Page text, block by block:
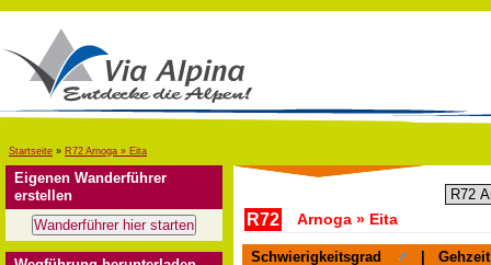
Startseite » R72 Arnoga » Eita
Eigenen Wanderführer
erstellen
R72 Arnoga » Eita
Schwierigkeitsgrad Gehzeit